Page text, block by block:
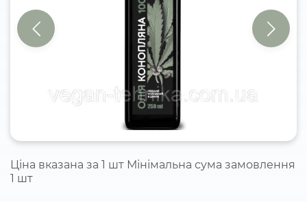
Ціна вказана за 1 шт Мінімальна сума замовлення
1 шт